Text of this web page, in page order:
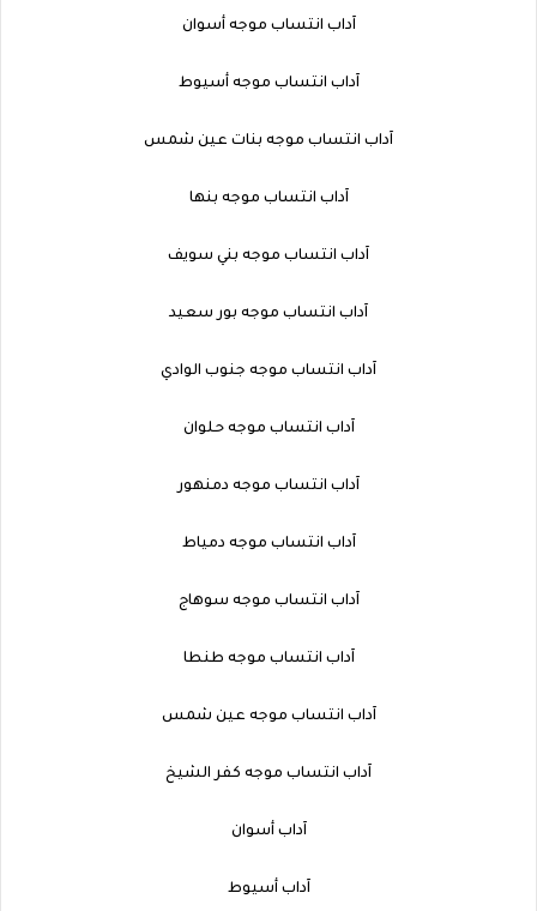
آداب انتساب موجه أسوان
آداب انتساب موجه أسيوط
آداب انتساب موجه بنات عين شمس
آداب انتساب موجه بنها
آداب انتساب موجه بني سويف
آداب انتساب موجه بور سعيد
آداب انتساب موجه جنوب الوادي
آداب انتساب موجه حلوان
آداب انتساب موجه دمنهور
آداب انتساب موجه دمياط
آداب انتساب موجه سوهاج
آداب انتساب موجه طنطا
آداب انتساب موجه عين شمس
آداب انتساب موجه كفر الشيخ
آداب أسوان
آداب أسيوط